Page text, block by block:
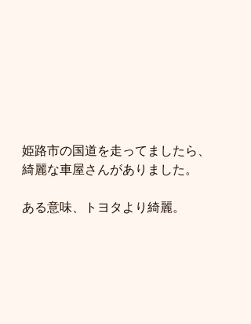
姫路市の国道を走ってましたら、
綺麗な車屋さんがありました。
ある意味、トヨタより綺麗。